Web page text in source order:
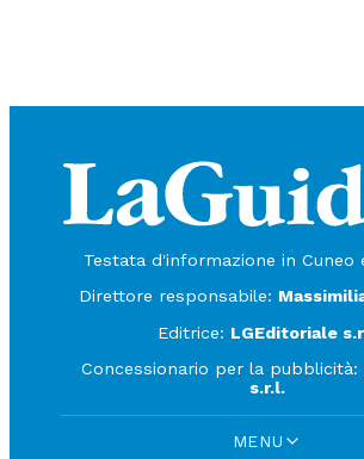
Testata d'informazione in Cuneo
Direttore responsabile:
Editrice: LGEditoriale
Concessionario per la pubblicità:
s.r.l.
MENU